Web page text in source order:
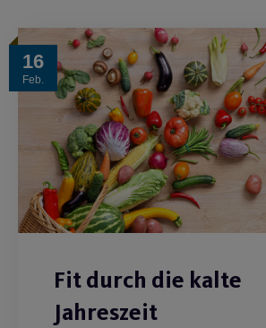
16
Feb.
Fit durch die kalte
Jahreszeit